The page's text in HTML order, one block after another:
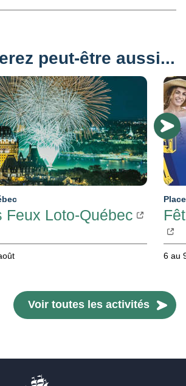
peut-être aussi...
Feux Loto-Québec
6 au
Voir toutes les activités